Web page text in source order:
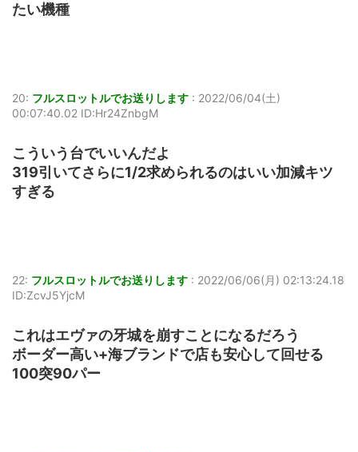
たい機種
20: フルスロットルでお送りします : 2022/06/04(土)
00:07:40.02 ID:Hr24ZnbgM
こういう台でいいんだよ
319引いてさらに1/2求められるのはいい加減キツ
すぎる
22: フルスロットルでお送りします : 2022/06/06(月) 02:13:24.18
ID:ZcvJ5YjcM
これはエヴァの牙城を崩すことになるだろう
ボーダー高い+海ブランドで店も安心して回せる
100突90パー